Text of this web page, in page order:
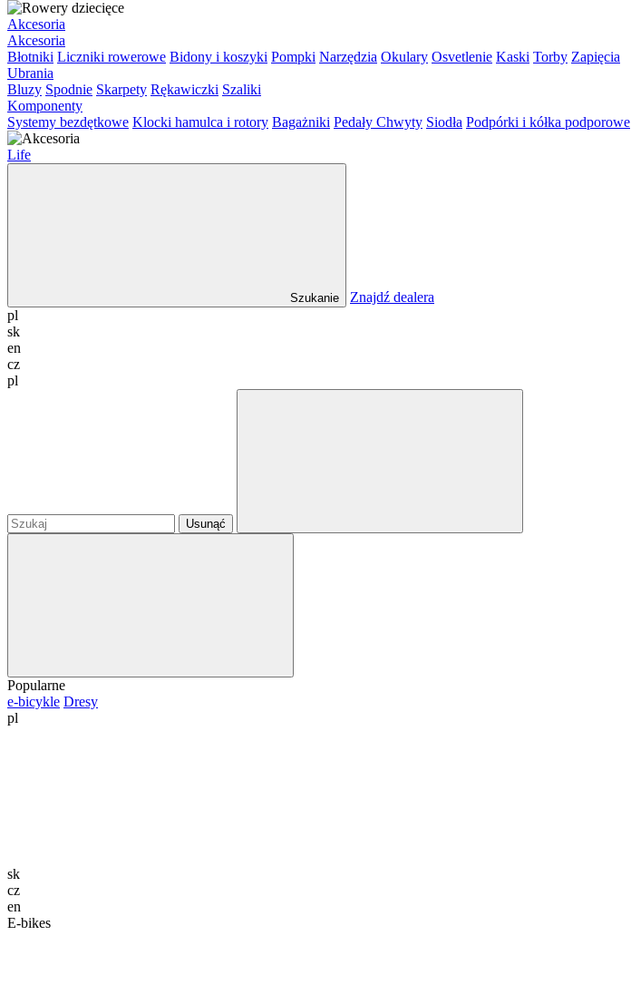
Akcesoria
Akcesoria
Błotniki Liczniki rowerowe Bidony i koszyki Pompki Narzędzia Okulary Osvetlenie Kaski Torby Zapięcia
Ubrania
Bluzy Spodnie Skarpety Rękawiczki Szaliki
Komponenty
Systemy bezdętkowe Klocki hamulca i rotory Bagażniki Pedały Chwyty Siodła Podpórki i kółka podporowe
Life
Szukanie
Znajdź dealera
pl
sk
en
cz
pl
Usunąć
Popularne
e-bicykle Dresy
pl
sk
cz
en
E-bikes